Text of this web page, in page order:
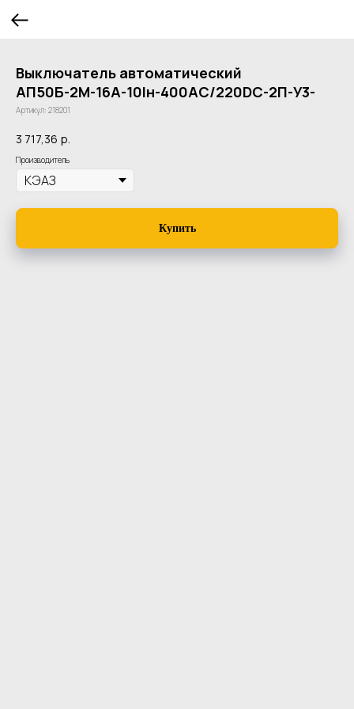
Выключатель автоматический
АП50Б-2М-16А-10Iн-400AC/220DC-2П-У3-
Артикул: 218201
3 717,36 р.
Производитель
Купить